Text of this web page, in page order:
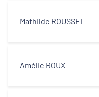
Mathilde ROUSSEL
Amélie ROUX